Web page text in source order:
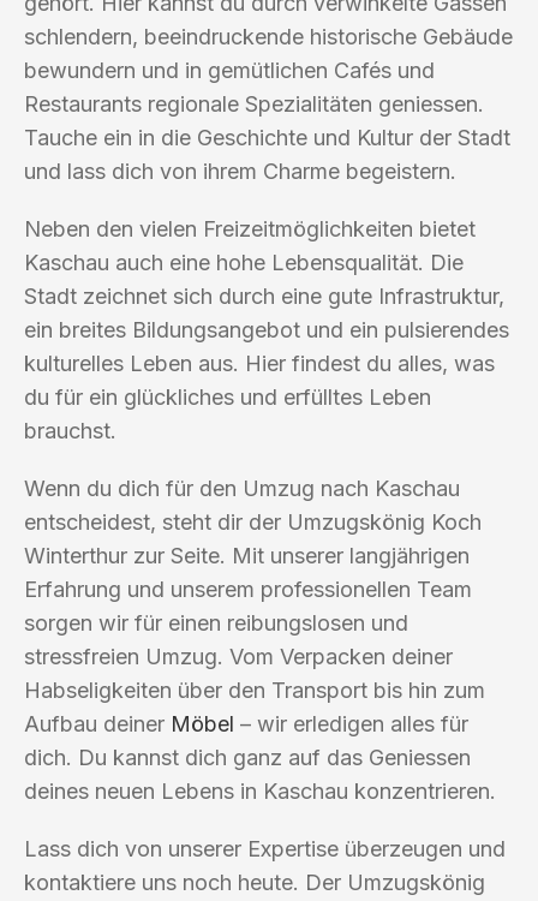
schlendern, beeindruckende historische Gebäude
bewundern und in gemütlichen Cafés und
Restaurants regionale Spezialitäten geniessen.
Tauche ein in die Geschichte und Kultur der Stadt
und lass dich von ihrem Charme begeistern.
Neben den vielen Freizeitmöglichkeiten bietet
Kaschau auch eine hohe Lebensqualität. Die
Stadt zeichnet sich durch eine gute Infrastruktur,
ein breites Bildungsangebot und ein pulsierendes
kulturelles Leben aus. Hier findest du alles, was
du für ein glückliches und erfülltes Leben
brauchst.
Wenn du dich für den Umzug nach Kaschau
entscheidest, steht dir der Umzugskönig Koch
Winterthur zur Seite. Mit unserer langjährigen
Erfahrung und unserem professionellen Team
sorgen wir für einen reibungslosen und
stressfreien Umzug. Vom Verpacken deiner
Habseligkeiten über den Transport bis hin zum
Aufbau deiner Möbel – wir erledigen alles für
dich. Du kannst dich ganz auf das Geniessen
deines neuen Lebens in Kaschau konzentrieren.
Lass dich von unserer Expertise überzeugen und
kontaktiere uns noch heute. Der Umzugskönig